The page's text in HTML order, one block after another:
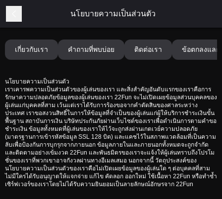
นโยบายความเป็นส่วนตัว
เกี่ยวกับเรา คำถามที่พบบ่อย ติดต่อเรา ข้อตกลงและ
นโยบายความเป็นส่วนตัว
เราเคารพความเป็นส่วนตัวของผู้เล่นของเรา และสิ่งสำคัญอันดับแรกของเราคือการ
รักษาความปลอดภัยข้อมูลของผู้เล่นของเรา 22Fun จะไม่เปิดเผยข้อมูลส่วนบุคคลของ
ผู้เล่นแก่บุคคลที่สาม เว้นแต่เราได้รับการร้องขอจากคำตัดสินของศาลระหว่าง
ประเทศ เราขอสงวนสิทธิ์ในการให้ข้อมูลที่จำเป็นของผู้เล่นแก่ผู้ให้บริการชำระเงินขั้น
พื้นฐาน สถาบันการเงิน บริษัทประกันภัยผ่านเว็บไซต์ของเราเพื่อดำเนินการตามคำขอ
ชำระเงิน ข้อมูลทั้งหมดที่ผู้เล่นของเราให้ไว้จะถูกส่งผ่านเกตเวย์ความปลอดภัย
(มาตรฐานการเข้ารหัสข้อมูล SSL 128 บิต) และแคชไว้ในสภาพแวดล้อมที่เป็นความ
ลับเพื่อป้องกันการบุกรุกจากภายนอก ข้อมูลภายในและภายนอกทั้งหมดจะถูกจำกัด
และติดตามอย่างเข้มงวด 22Fun และพันธมิตรของเราจะแจ้งให้ผู้เล่นทราบถึงโปรโม
ชั่นของเราที่พวกเขาอาจกังวลผ่านทางอีเมลเสมอ นอกจากนี้ วัตถุประสงค์ของ
นโยบายความเป็นส่วนตัวของเราคือไม่เปิดเผยข้อมูลของผู้เล่นใด ๆ ต่อบุคคลที่สาม
ไม่มีใครได้รับอนุญาตให้แจกจ่าย แก้ไข คัดลอก ออกใหม่ ใช้เนื้อหา 22Fun หรือทำซ้ำ
เซิร์ฟเวอร์ของเราโดยไม่ได้รับความยินยอมเป็นลายลักษณ์อักษรจาก 22Fun